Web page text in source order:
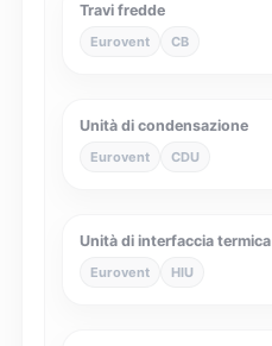
Travi fredde
Eurovent CB
Unità di condensazione
Eurovent CDU
Unità di interfaccia termica
Eurovent HIU